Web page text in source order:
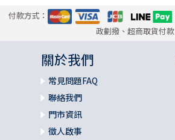
付款方式：
政劃撥、超商取貨付款
關於我們
常見問題FAQ
聯絡我們
門市資訊
徵人啟事